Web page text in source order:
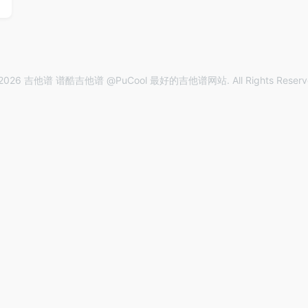
吉他谱 谱酷吉他谱 @PuCool 最好的吉他谱网站. All Rights